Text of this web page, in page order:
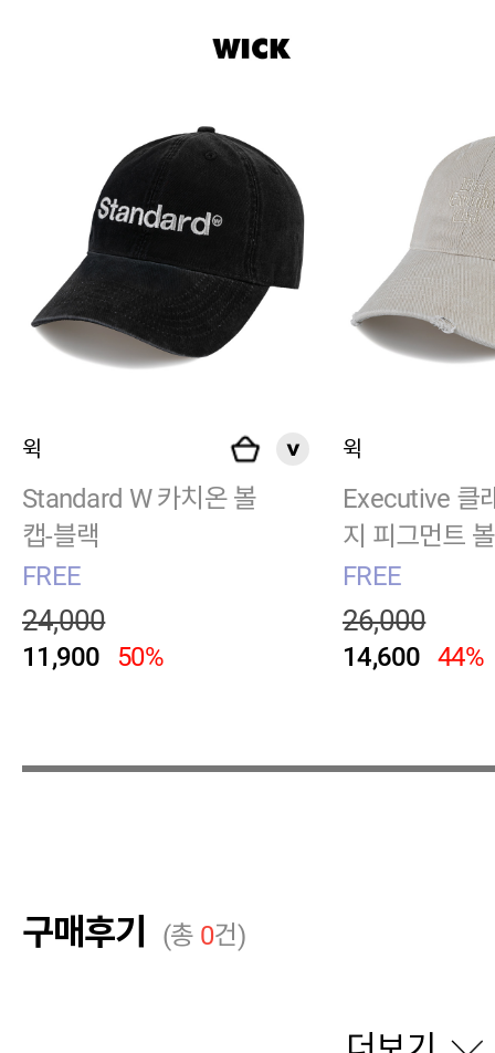
윅
Standard W 카치온 볼
캡-블랙
FREE
24,000
11,900 50%
윅
Executive 클
지 피그먼트
트베이지
FREE
26,000
14,600 44%
구매후기 (총 0건)